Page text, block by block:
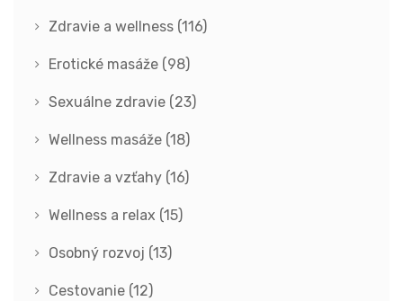
Zdravie a wellness (116)
Erotické masáže (98)
Sexuálne zdravie (23)
Wellness masáže (18)
Zdravie a vzťahy (16)
Wellness a relax (15)
Osobný rozvoj (13)
Cestovanie (12)